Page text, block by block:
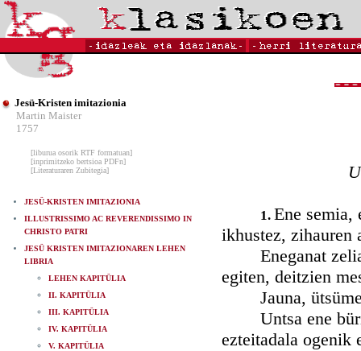
Jesü-Kristen imitazionia
Martin Maister
1757
[liburua osorik RTF formatuan]
[inprimitzeko bertsioa PDFn]
[Literaturaren Zubitegia]
JESÜ-KRISTEN IMITAZIONIA
ILLUSTRISSIMO AC REVERENDISSIMO IN
CHRISTO PATRI
JESÜ KRISTEN IMITAZIONAREN LEHEN
LIBRIA
LEHEN KAPITÜLIA
II. KAPITÜLIA
III. KAPITÜLIA
IV. KAPITÜLIA
V. KAPITÜLIA
1. Ene semia,
ikhustez, zihauren
Eneganat
egiten, deitzien
Jauna,
Untsa ene büria
ezteitadala ogenik